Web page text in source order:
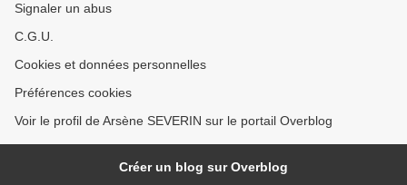
Signaler un abus
C.G.U.
Cookies et données personnelles
Préférences cookies
Voir le profil de Arsène SEVERIN sur le portail Overblog
Créer un blog sur Overblog